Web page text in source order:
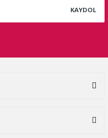
KAYDOL